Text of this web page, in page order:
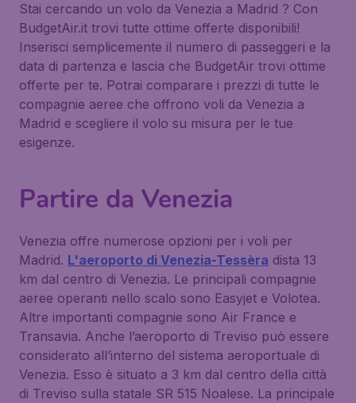
Stai cercando un volo da Venezia a Madrid ? Con
BudgetAir.it trovi tutte ottime offerte disponibili!
Inserisci semplicemente il numero di passeggeri e la
data di partenza e lascia che BudgetAir trovi ottime
offerte per te. Potrai comparare i prezzi di tutte le
compagnie aeree che offrono voli da Venezia a
Madrid e scegliere il volo su misura per le tue
esigenze.
Partire da Venezia
Venezia offre numerose opzioni per i voli per
Madrid. L'aeroporto di Venezia-Tessèra dista 13
km dal centro di Venezia. Le principali compagnie
aeree operanti nello scalo sono Easyjet e Volotea.
Altre importanti compagnie sono Air France e
Transavia. Anche l’aeroporto di Treviso può essere
considerato all’interno del sistema aeroportuale di
Venezia. Esso è situato a 3 km dal centro della città
di Treviso sulla statale SR 515 Noalese. La principale